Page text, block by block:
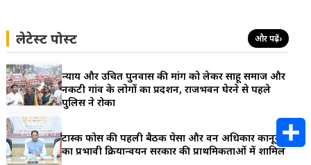
लेटेस्ट पोस्ट और पढ़ें›
न्याय और उचित पुनर्वास की मांग को लेकर साहू समाज और
नकटी गांव के लोगों का प्रदर्शन, राजभवन घेरने से पहले
पुलिस ने रोका
टास्क फोर्स की पहली बैठक पेसा और वन अधिकार कानून
का प्रभावी क्रियान्वयन सरकार की प्राथमिकताओं में शामिल